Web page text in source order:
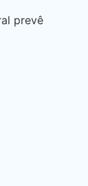
prevê